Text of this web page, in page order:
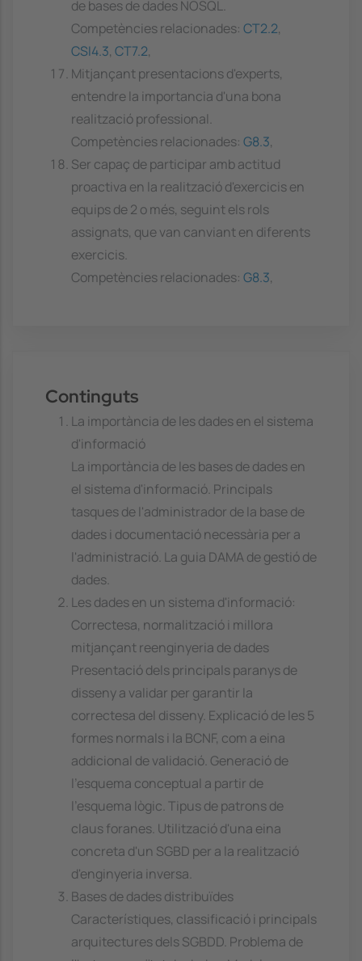
de bases de dades NOSQL.
Competències relacionades: CT2.2,
CSI4.3, CT7.2,
Mitjançant presentacions d'experts,
entendre la importancia d'una bona
realització professional.
Competències relacionades: G8.3,
Ser capaç de participar amb actitud
proactiva en la realització d'exercicis en
equips de 2 o més, seguint els rols
assignats, que van canviant en diferents
exercicis.
Competències relacionades: G8.3,
Continguts
La importància de les dades en el sistema
d'informació
La importància de les bases de dades en
el sistema d'informació. Principals
tasques de l'administrador de la base de
dades i documentació necessària per a
l'administració. La guia DAMA de gestió de
dades.
Les dades en un sistema d'informació:
Correctesa, normalització i millora
mitjançant reenginyeria de dades
Presentació dels principals paranys de
disseny a validar per garantir la
correctesa del disseny. Explicació de les 5
formes normals i la BCNF, com a eina
addicional de validació. Generació de
l'esquema conceptual a partir de
l'esquema lògic. Tipus de patrons de
claus foranes. Utilització d'una eina
concreta d'un SGBD per a la realització
d'enginyeria inversa.
Bases de dades distribuïdes
Característiques, classificació i principals
arquitectures dels SGBDD. Problema de